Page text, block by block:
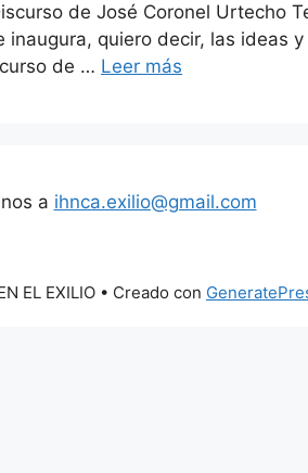
de José Coronel
quiero decir, las ideas
de … Leer más
a ihnca.exilio@gmail.com
EL EXILIO • Creado con